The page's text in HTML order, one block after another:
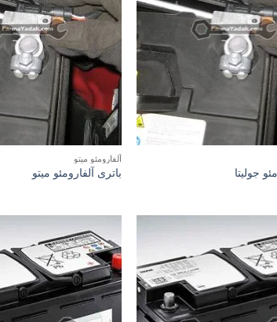
جولیتا
آلفارومئو میتو
باتری آلفارومئو میتو